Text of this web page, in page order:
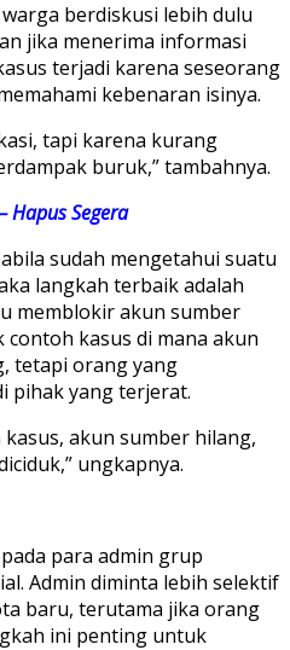
berdiskusi lebih dulu
jika menerima informasi
terjadi karena seseorang
kebenaran isinya.
tapi karena kurang
buruk,” tambahnya.
Hapus Segera
sudah mengetahui suatu
langkah terbaik adalah
memblokir akun sumber
kasus di mana akun
tetapi orang yang
pihak yang terjerat.
akun sumber hilang,
ungkapnya.
para admin grup
Admin diminta lebih selektif
baru, terutama jika orang
ini penting untuk